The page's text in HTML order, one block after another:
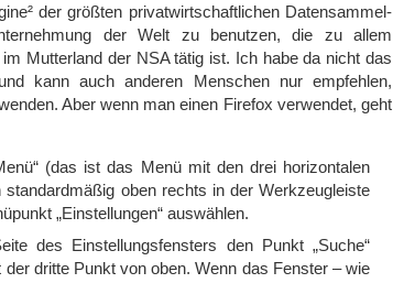
der größten privatwirtschaftlichen Da­ten­sam­mel-
der Welt zu benutzen, die zu allem
Mutterland der NSA tätig ist. Ich habe da nicht das
kann auch anderen Menschen nur empfehlen,
Aber wenn man einen Firefox verwendet, geht
(das ist das Menü mit den drei horizontalen
standardmäßig oben rechts in der Werkzeugleiste
„Einstellungen“ auswählen.
des Einstellungsfensters den Punkt „Suche“
dritte Punkt von oben. Wenn das Fenster – wie